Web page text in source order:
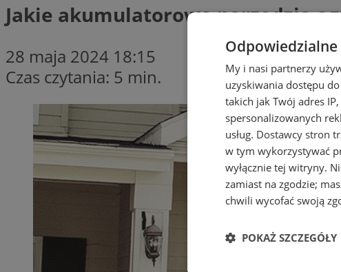
Jakie akumulatorowe narzędzia
28 maja 2024 18:15
Czas czytania: 5 min.
My i nasi partnerzy
uzyskiwania dostępu
takich jak Twój adres
spersonalizowanych
usług. Dostawcy stron
w tym wykorzystywać
wyłącznie tej witryny.
zamiast na zgodzie;
chwili wycofać swoją
POKAŻ SZCZEGÓŁY